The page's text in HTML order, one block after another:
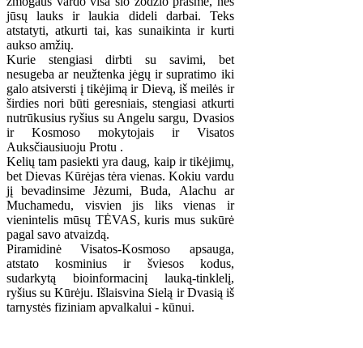
jūsų lauks ir laukia dideli darbai. Teks
atstatyti, atkurti tai, kas sunaikinta ir kurti
aukso amžių.
Kurie stengiasi dirbti su savimi, bet
nesugeba ar neužtenka jėgų ir supratimo iki
galo atsiversti į tikėjimą ir Dievą, iš meilės ir
širdies nori būti geresniais, stengiasi atkurti
nutrūkusius ryšius su Angelu sargu, Dvasios
ir Kosmoso mokytojais ir Visatos
Auksčiausiuoju Protu .
Kelių tam pasiekti yra daug, kaip ir tikėjimų,
bet Dievas Kūrėjas tėra vienas. Kokiu vardu
jį bevadinsime Jėzumi, Buda, Alachu ar
Muchamedu, visvien jis liks vienas ir
vienintelis mūsų TĖVAS, kuris mus sukūrė
pagal savo atvaizdą.
Piramidinė Visatos-Kosmoso apsauga,
atstato kosminius ir šviesos kodus,
sudarkytą bioinformacinį lauką-tinklelį,
ryšius su Kūrėju. Išlaisvina Sielą ir Dvasią iš
tarnystės fiziniam apvalkalui - kūnui.